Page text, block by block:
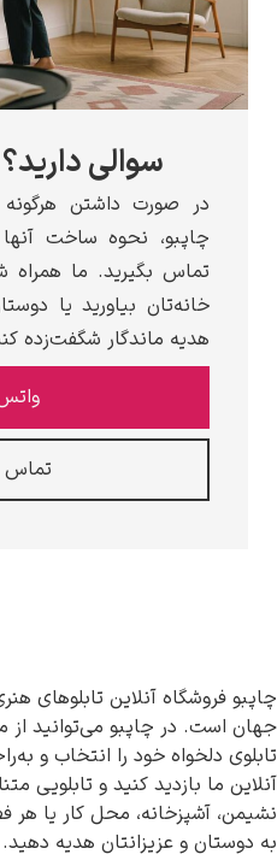
سوالی دارید؟
در صورت داشتن هرگونه
چاپبو، نحوه ساخت آنها یا
تماس بگیرید. ما همراه شما
خانه‌تان بیاورید یا دوستان
هدیه ماندگار شگفت‌زده کنید.
واتس‌اپ
تماس با ما
آنلاین تابلوهای هنری از
در چاپبو می‌توانید از میان
دلخواه خود را انتخاب و
ما بازدید کنید و تابلویی
آشپزخانه، محل کار یا هر فضای
و عزیزانتان هدیه دهید.